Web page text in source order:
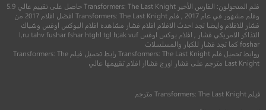
4.5
7.2
فلم المتحولون: الفارس الأخير Transformers: The Last Knight حاصل على تقييم عالي 5.9
وفلم مشهور في عام 2017 , فلم Transformers: The Last Knight افضل افلام 2017 من
فشار للافلام وايضا تجد احدث الافلام افلام فشار مشاهده افلام البوكس اوفس وشباك
التذاكر الامريكي فشار , افلام بوكس اوفس l,ru tahv fushar fshar htghl tgl h;ak vuf
foshar كما تجد فشار للكبار والمسلسلات
روابط تحميل فلم Transformers: The Last Knight رابط تحميل فيلم Transformers: The
Last Knight مترجم على فشار اورج فشاار افلام تقييمها عالي
فيلم Transformers: The Last Knightمترجم